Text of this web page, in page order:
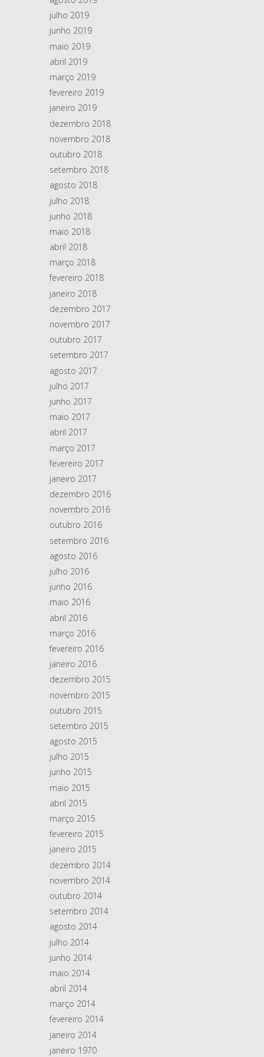
julho 2019
junho 2019
maio 2019
abril 2019
março 2019
fevereiro 2019
janeiro 2019
dezembro 2018
novembro 2018
outubro 2018
setembro 2018
agosto 2018
julho 2018
junho 2018
maio 2018
abril 2018
março 2018
fevereiro 2018
janeiro 2018
dezembro 2017
novembro 2017
outubro 2017
setembro 2017
agosto 2017
julho 2017
junho 2017
maio 2017
abril 2017
março 2017
fevereiro 2017
janeiro 2017
dezembro 2016
novembro 2016
outubro 2016
setembro 2016
agosto 2016
julho 2016
junho 2016
maio 2016
abril 2016
março 2016
fevereiro 2016
janeiro 2016
dezembro 2015
novembro 2015
outubro 2015
setembro 2015
agosto 2015
julho 2015
junho 2015
maio 2015
abril 2015
março 2015
fevereiro 2015
janeiro 2015
dezembro 2014
novembro 2014
outubro 2014
setembro 2014
agosto 2014
julho 2014
junho 2014
maio 2014
abril 2014
março 2014
fevereiro 2014
janeiro 2014
janeiro 1970